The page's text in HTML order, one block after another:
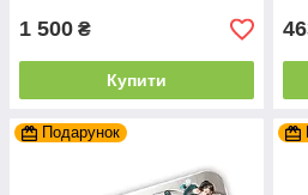
1 500 ₴
Купити
Подарунок